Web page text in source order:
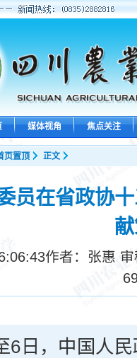
媒体视角 焦点关注
页置顶 正文
员在省政协
作者：张惠
6日，中国人